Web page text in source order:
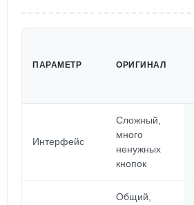
ПАРАМЕТР ОРИГИНАЛ
Интерфейс
Сложный,
много
ненужных
кнопок
Общий,